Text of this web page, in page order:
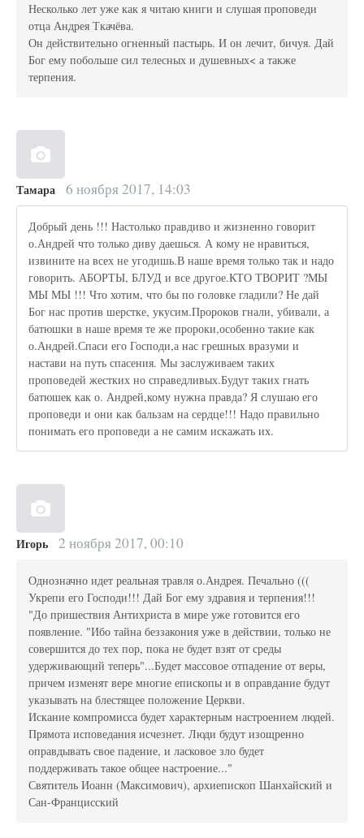
Несколько лет уже как я читаю книги и слушая проповеди
отца Андрея Ткачёва.
Он действительно огненный пастырь. И он лечит, бичуя. Дай
Бог ему побольше сил телесных и душевных< а также
терпения.
Тамара 6 ноября 2017, 14:03
Добрый день !!! Настолько правдиво и жизненно говорит
о.Андрей что только диву даешься. А кому не нравиться,
извините на всех не угодишь.В наше время только так и надо
говорить. АБОРТЫ, БЛУД и все другое.КТО ТВОРИТ ?МЫ
МЫ МЫ !!! Что хотим, что бы по головке гладили? Не дай
Бог нас против шерстке, укусим.Пророков гнали, убивали, а
батюшки в наше время те же пророки,особенно такие как
о.Андрей.Спаси его Господи,а нас грешных вразуми и
настави на путь спасения. Мы заслуживаем таких
проповедей жестких но справедливых.Будут таких гнать
батюшек как о. Андрей,кому нужна правда? Я слушаю его
проповеди и они как бальзам на сердце!!! Надо правильно
понимать его проповеди а не самим искажать их.
Игорь 2 ноября 2017, 00:10
Однозначно идет реальная травля о.Андрея. Печально (((
Укрепи его Господи!!! Дай Бог ему здравия и терпения!!!
"До пришествия Антихриста в мире уже готовится его
появление. "Ибо тайна беззакония уже в действии, только не
совершится до тех пор, пока не будет взят от среды
удерживающий теперь"...Будет массовое отпадение от веры,
причем изменят вере многие епископы и в оправдание будут
указывать на блестящее положение Церкви.
Искание компромисса будет характерным настроением людей.
Прямота исповедания исчезнет. Люди будут изощренно
оправдывать свое падение, и ласковое зло будет
поддерживать такое общее настроение..."
Святитель Иоанн (Максимович), архиепископ Шанхайский и
Сан-Францисский